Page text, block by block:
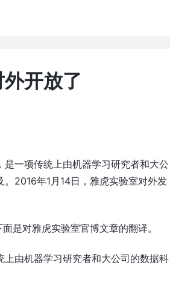
开放了
是一项传统上由机器学习研究者和大公
2016年1月14日，雅虎实验室对外发
面是对雅虎实验室官博文章的翻译。
上由机器学习研究者和大公司的数据科